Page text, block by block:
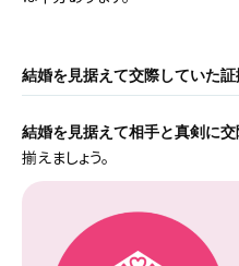
結婚を見据えて交際していた
結婚を見据えて相手と真剣に
揃えましょう。